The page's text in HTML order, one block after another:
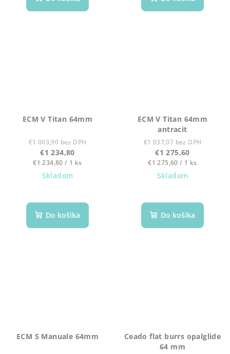
ECM V Titan 64mm
€1 003,90 bez DPH
€1 234,80
Jednotková
cena:
€1 234,80 / 1 ks
Skladom
Do košíka
ECM V Titan 64mm
antracit
€1 037,07 bez DPH
€1 275,60
Jednotková
cena:
€1 275,60 / 1 ks
Skladom
Do košíka
ECM S Manuale 64mm
Ceado flat burrs opalglide
64 mm